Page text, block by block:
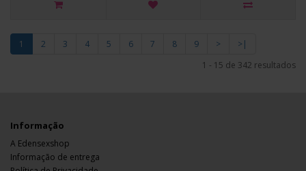
1 2 3 4 5 6 7 8 9 >
>|
1 - 15 de 342 resultados
Informação
A Edensexshop
Informação de entrega